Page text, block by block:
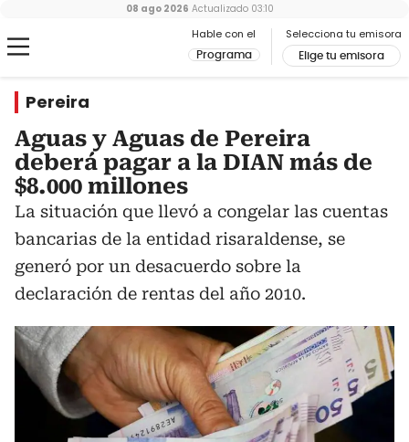
Hable con el
Programa
Selecciona tu emisora
Elige tu emisora
08 ago 2026 Actualizado 03:10
Pereira
Aguas y Aguas de Pereira
deberá pagar a la DIAN más de
$8.000 millones
La situación que llevó a congelar las cuentas
bancarias de la entidad risaraldense, se
generó por un desacuerdo sobre la
declaración de rentas del año 2010.